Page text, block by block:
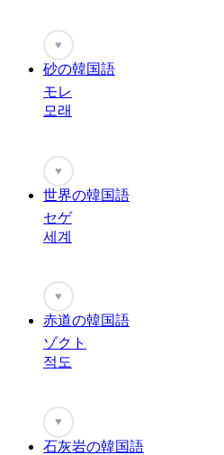
♥
砂の韓国語
モレ
모래
♥
世界の韓国語
セゲ
세계
♥
赤道の韓国語
ゾクト
적도
♥
石灰岩の韓国語